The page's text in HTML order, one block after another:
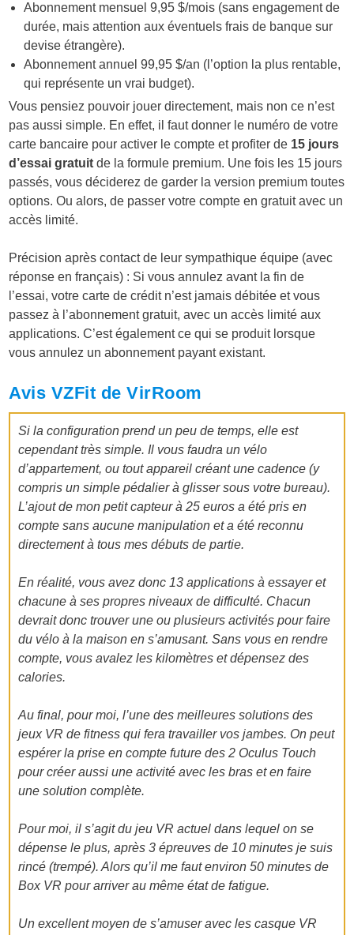
Abonnement mensuel 9,95 $/mois (sans engagement de
durée, mais attention aux éventuels frais de banque sur
devise étrangère).
Abonnement annuel 99,95 $/an (l’option la plus rentable,
qui représente un vrai budget).
Vous pensiez pouvoir jouer directement, mais non ce n’est
pas aussi simple. En effet, il faut donner le numéro de votre
carte bancaire pour activer le compte et profiter de 15 jours
d’essai gratuit de la formule premium. Une fois les 15 jours
passés, vous déciderez de garder la version premium toutes
options. Ou alors, de passer votre compte en gratuit avec un
accès limité.
Précision après contact de leur sympathique équipe (avec
réponse en français) : Si vous annulez avant la fin de
l’essai, votre carte de crédit n’est jamais débitée et vous
passez à l’abonnement gratuit, avec un accès limité aux
applications. C’est également ce qui se produit lorsque
vous annulez un abonnement payant existant.
Avis VZFit de VirRoom
Si la configuration prend un peu de temps, elle est
cependant très simple. Il vous faudra un vélo
d’appartement, ou tout appareil créant une cadence (y
compris un simple pédalier à glisser sous votre bureau).
L’ajout de mon petit capteur à 25 euros a été pris en
compte sans aucune manipulation et a été reconnu
directement à tous mes débuts de partie.
En réalité, vous avez donc 13 applications à essayer et
chacune à ses propres niveaux de difficulté. Chacun
devrait donc trouver une ou plusieurs activités pour faire
du vélo à la maison en s’amusant. Sans vous en rendre
compte, vous avalez les kilomètres et dépensez des
calories.
Au final, pour moi, l’une des meilleures solutions des
jeux VR de fitness qui fera travailler vos jambes. On peut
espérer la prise en compte future des 2 Oculus Touch
pour créer aussi une activité avec les bras et en faire
une solution complète.
Pour moi, il s’agit du jeu VR actuel dans lequel on se
dépense le plus, après 3 épreuves de 10 minutes je suis
rincé (trempé). Alors qu’il me faut environ 50 minutes de
Box VR pour arriver au même état de fatigue.
Un excellent moyen de s’amuser avec les casque VR